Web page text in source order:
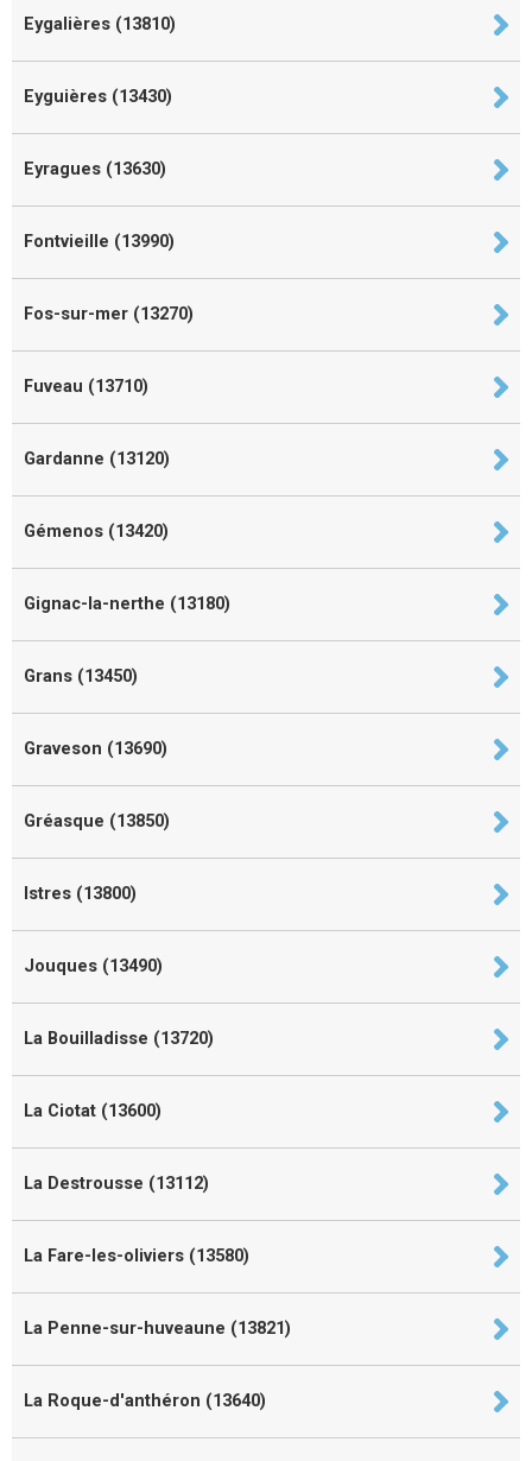
Eygalières (13810)
Eyguières (13430)
Eyragues (13630)
Fontvieille (13990)
Fos-sur-mer (13270)
Fuveau (13710)
Gardanne (13120)
Gémenos (13420)
Gignac-la-nerthe (13180)
Grans (13450)
Graveson (13690)
Gréasque (13850)
Istres (13800)
Jouques (13490)
La Bouilladisse (13720)
La Ciotat (13600)
La Destrousse (13112)
La Fare-les-oliviers (13580)
La Penne-sur-huveaune (13821)
La Roque-d'anthéron (13640)